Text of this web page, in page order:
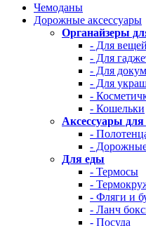
Чемоданы
Дорожные аксессуары
Органайзеры
- Для вещей
- Для
- Для
- Для
-
- Кошельки
Аксессуары
-
-
Для еды
- Термосы
-
- Фляги и
- Ланч
- Посуда